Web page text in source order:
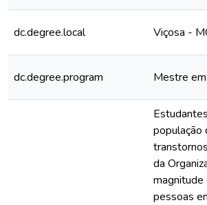
dc.degree.local Viçosa -
dc.degree.program Mestre
população
da
pessoas